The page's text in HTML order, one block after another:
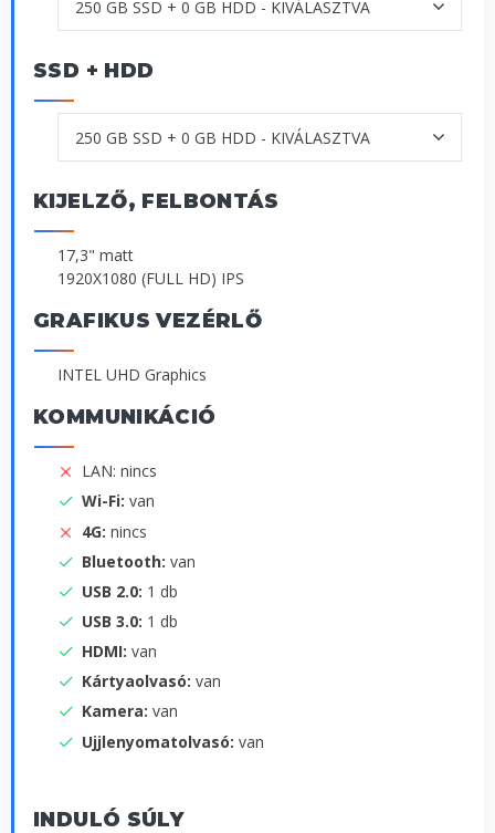
SSD + HDD
KIJELZŐ, FELBONTÁS
17,3" matt
1920X1080 (FULL HD) IPS
GRAFIKUS VEZÉRLŐ
INTEL UHD Graphics
KOMMUNIKÁCIÓ
LAN: nincs
Wi-Fi: van
4G: nincs
Bluetooth: van
USB 2.0: 1 db
USB 3.0: 1 db
HDMI: van
Kártyaolvasó: van
Kamera: van
Ujjlenyomatolvasó: van
INDULÓ SÚLY